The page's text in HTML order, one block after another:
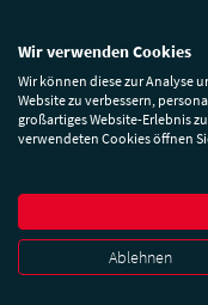
Wir verwenden Cookies
Wir können diese zur Analyse
Website zu verbessern,
großartiges Website-Erlebnis
verwendeten Cookies öffnen
Ablehnen